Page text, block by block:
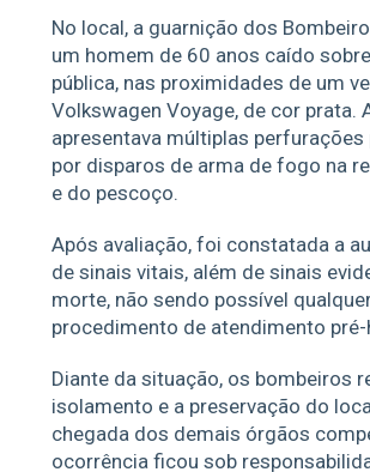
No local, a guarnição dos
um homem de 60 anos caído
pública, nas proximidades de um
Volkswagen Voyage, de cor prata.
apresentava múltiplas perfurações
por disparos de arma de fogo na
e do pescoço.
Após avaliação, foi constatada a
de sinais vitais, além de sinais
morte, não sendo possível
procedimento de atendimento
Diante da situação, os bombeiros
isolamento e a preservação do
chegada dos demais órgãos
ocorrência ficou sob